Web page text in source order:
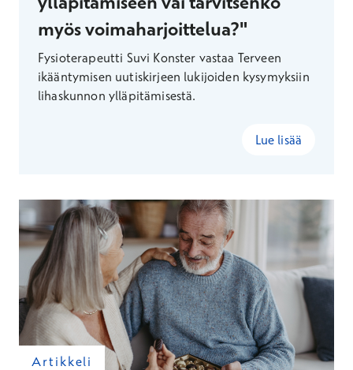
myös voimaharjoittelua?"
Fysioterapeutti Suvi Konster vastaa Terveen
ikääntymisen uutiskirjeen lukijoiden kysymyksiin
lihaskunnon ylläpitämisestä.
Lue lisää
Artikkeli